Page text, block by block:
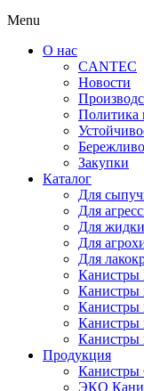
Menu
О нас
CANTEC
Новости
Политика
Закупки
Каталог
Для
Для
Для
Для
Для
Канистры
Канистры
Канистры
Канистры
Продукция
ЭКО